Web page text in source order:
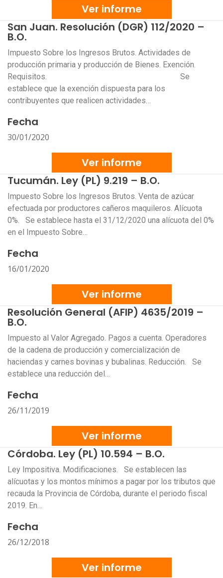
Ver informe
San Juan. Resolución (DGR) 112/2020 –
B.O.
Impuesto Sobre los Ingresos Brutos. Actividades de
producción primaria y producción de Bienes. Exención.
Requisitos. Se
establece que la exención dispuesta para los
contribuyentes que realicen actividades…
Fecha
30/01/2020
Ver informe
Tucumán. Ley (PL) 9.219 – B.O.
Impuesto Sobre los Ingresos Brutos. Venta de azúcar
efectuada por productores cañeros maquileros. Alícuota
0%. Se establece hasta el 31/12/2020 una alícuota del 0%
en el Impuesto Sobre…
Fecha
16/01/2020
Ver informe
Resolución General (AFIP) 4635/2019 –
B.O.
Impuesto al Valor Agregado. Pagos a cuenta. Operadores
de la cadena de producción y comercialización de
haciendas y carnes bovinas y bubalinas. Reducción. Se
establece una reducción del…
Fecha
26/11/2019
Ver informe
Córdoba. Ley (PL) 10.594 – B.O.
Ley Impositiva. Modificaciones. Se establecen las
alícuotas y los montos mínimos a pagar por los tributos que
recauda la Provincia de Córdoba, durante el periodo fiscal
2019. En…
Fecha
26/12/2018
Ver informe